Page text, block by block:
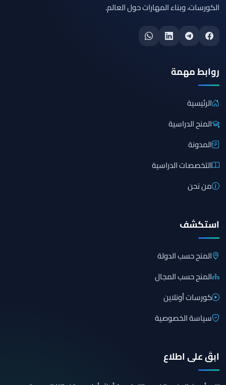
الكورسات، وبناء المهارات حول العالم.
روابط مهمة
الرئيسية
المنح الدراسية
المدونة
التخصصات الدراسية
من نحن
استكشف
المنح حسب الدولة
المنح حسب المجال
كورسات أونلاين
سياسة الخصوصية
ابقَ على اطلاع